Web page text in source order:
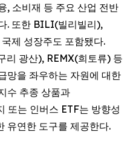
, 소비재 등 주요 산업 전반
. 또한 BILI(빌리빌리),
제 성장주도 포함됐다.
리 광산), REMX(희토류) 등
망을 좌우하는 자원에 대한
수 추종 상품과
또는 인버스 ETF는 방향성
유연한 도구를 제공한다.